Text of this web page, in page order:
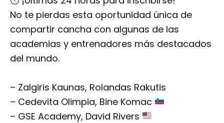
No te pierdas esta oportunidad única de
compartir cancha con algunas de las
academias y entrenadores más destacados
del mundo.
– Zalgiris Kaunas, Rolandas Rakutis
– Cedevita Olimpia, Bine Komac
– ⁠GSE Academy, David Rivers